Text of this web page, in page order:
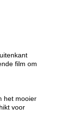
film om
het mooier
voor